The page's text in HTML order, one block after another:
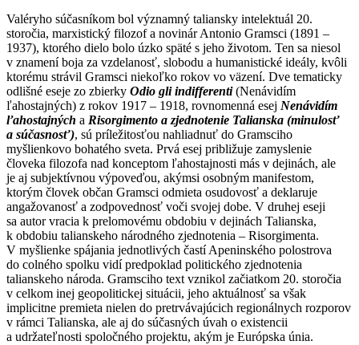
Valéryho súčasníkom bol významný taliansky intelektuál 20.
storočia, marxistický filozof a novinár Antonio Gramsci (1891 –
1937), ktorého dielo bolo úzko späté s jeho životom. Ten sa niesol
v znamení boja za vzdelanosť, slobodu a humanistické ideály, kvôli
ktorému strávil Gramsci niekoľko rokov vo väzení. Dve tematicky
odlišné eseje zo zbierky Odio gli indifferenti(Nenávidím
ľahostajných) z rokov 1917 – 1918, rovnomenná esej Nenávidím
ľahostajných a Risorgimento a zjednotenie Talianska (minulosť
a súčasnosť), sú príležitosťou nahliadnuť do Gramsciho
myšlienkovo bohatého sveta. Prvá esej približuje zamyslenie
človeka filozofa nad konceptom ľahostajnosti más v dejinách, ale
je aj subjektívnou výpoveďou, akýmsi osobným manifestom,
ktorým človek občan Gramsci odmieta osudovosť a deklaruje
angažovanosť a zodpovednosť voči svojej dobe. V druhej eseji
sa autor vracia k prelomovému obdobiu v dejinách Talianska,
k obdobiu talianskeho národného zjednotenia – Risorgimenta.
V myšlienke spájania jednotlivých častí Apeninského pol­ostrova
do colného spolku vidí predpoklad politického zjednotenia
talianskeho národa. Gramsciho text vznikol začiatkom 20. storočia
v celkom inej geopolitickej situácii, jeho aktuálnosť sa však
implicitne premieta nielen do pretrvávajúcich regionálnych rozporov
v rámci Talianska, ale aj do súčasných úvah o existencii
a udržateľnosti spoločného projektu, akým je Európska únia.